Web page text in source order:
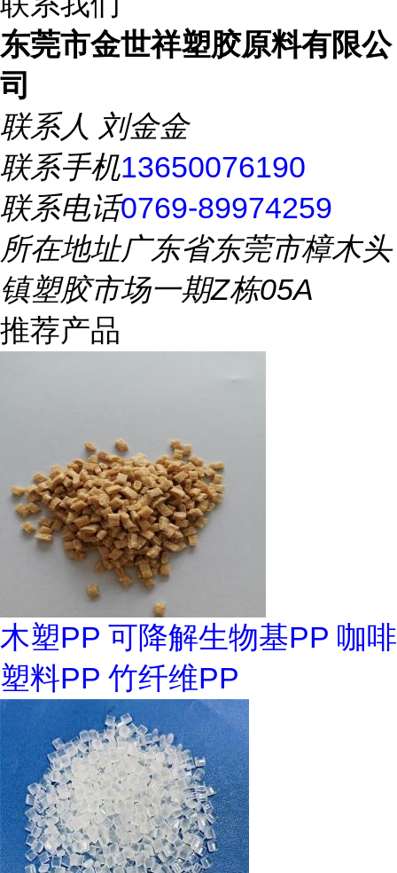
东莞市金世祥塑胶原料有限公
司
联系人 刘金金
联系手机13650076190
联系电话0769-89974259
所在地址广东省东莞市樟木头
镇塑胶市场一期Z栋05A
推荐产品
木塑PP 可降解生物基PP 咖啡
塑料PP 竹纤维PP